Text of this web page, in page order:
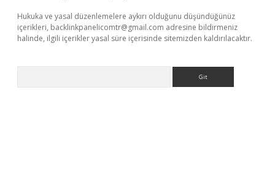
Hukuka ve yasal düzenlemelere aykırı olduğunu düşündüğünüz
içerikleri, backlinkpanelicomtr@gmail.com adresine bildirmeniz
halinde, ilgili içerikler yasal süre içerisinde sitemizden kaldırılacaktır.